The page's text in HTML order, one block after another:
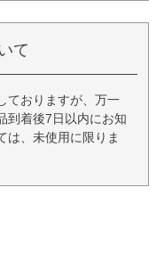
て
ておりますが、万一
到着後7日以内にお知
は、未使用に限りま